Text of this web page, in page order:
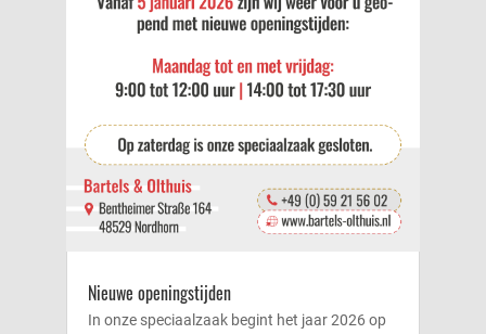
Nieuwe openingstijden
In onze speciaalzaak begint het jaar 2026 op